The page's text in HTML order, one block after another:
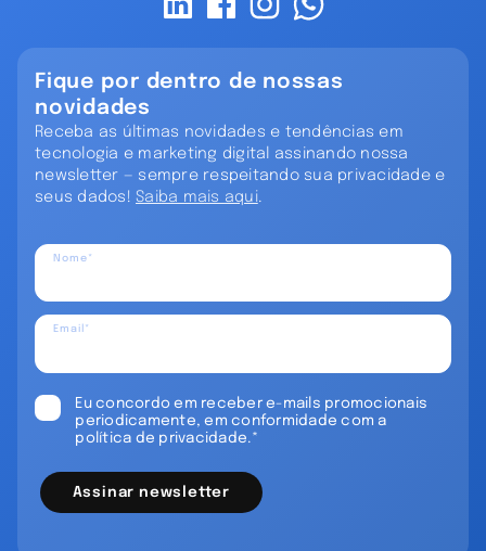
Fique por dentro de nossas
novidades
Receba as últimas novidades e tendências em
tecnologia e marketing digital assinando nossa
newsletter — sempre respeitando sua privacidade e
seus dados! Saiba mais aqui.
Nome*
Email*
Eu concordo em receber e-mails promocionais
periodicamente, em conformidade com a
política de privacidade.*
Assinar newsletter